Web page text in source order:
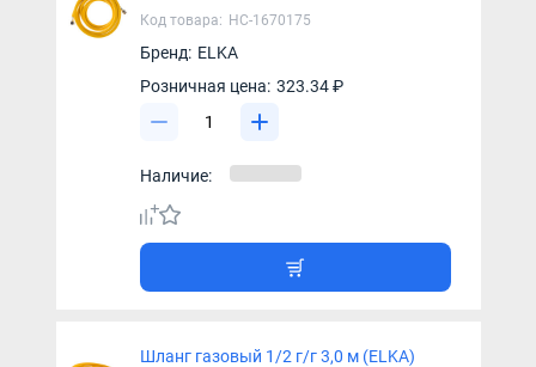
Код товара: НС-1670175
Бренд: ELKA
Розничная цена: 323.34 ₽
Наличие:
Шланг газовый 1/2 г/г 3,0 м (ELKA)